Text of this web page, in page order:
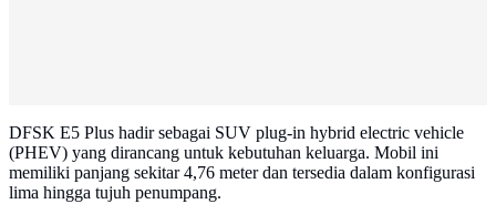
DFSK E5 Plus hadir sebagai SUV plug-in hybrid electric vehicle
(PHEV) yang dirancang untuk kebutuhan keluarga. Mobil ini
memiliki panjang sekitar 4,76 meter dan tersedia dalam konfigurasi
lima hingga tujuh penumpang.